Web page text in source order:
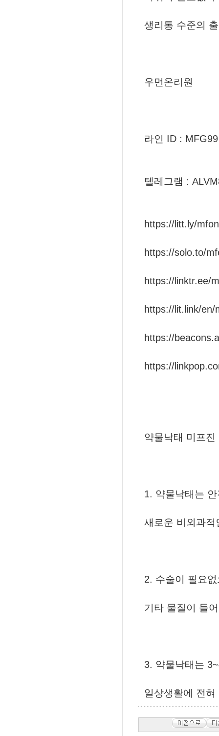
생리통 수준의
우먼온리원
라인 ID : MFG99
텔레그램 :
https://litt.ly/
https://solo.to/
https://linktr.ee/
https://lit.link/en/
https://
https://
약물낙태 미프진
1. 약물낙태는
새로운 비외과
2. 수술이 필요
기타 물질이 들
3. 약물낙태는
일상생활에 전